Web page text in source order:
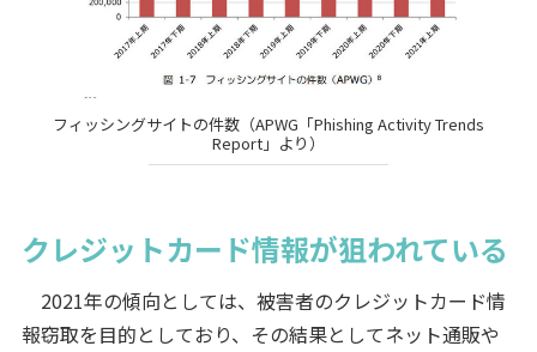
フィッシングサイトの件数（APWG「Phishing Activity Trends
Report」より）
クレジットカード情報が狙われている
2021年の傾向としては、被害者のクレジットカード情
報窃取を目的としており、その結果としてネット通販や